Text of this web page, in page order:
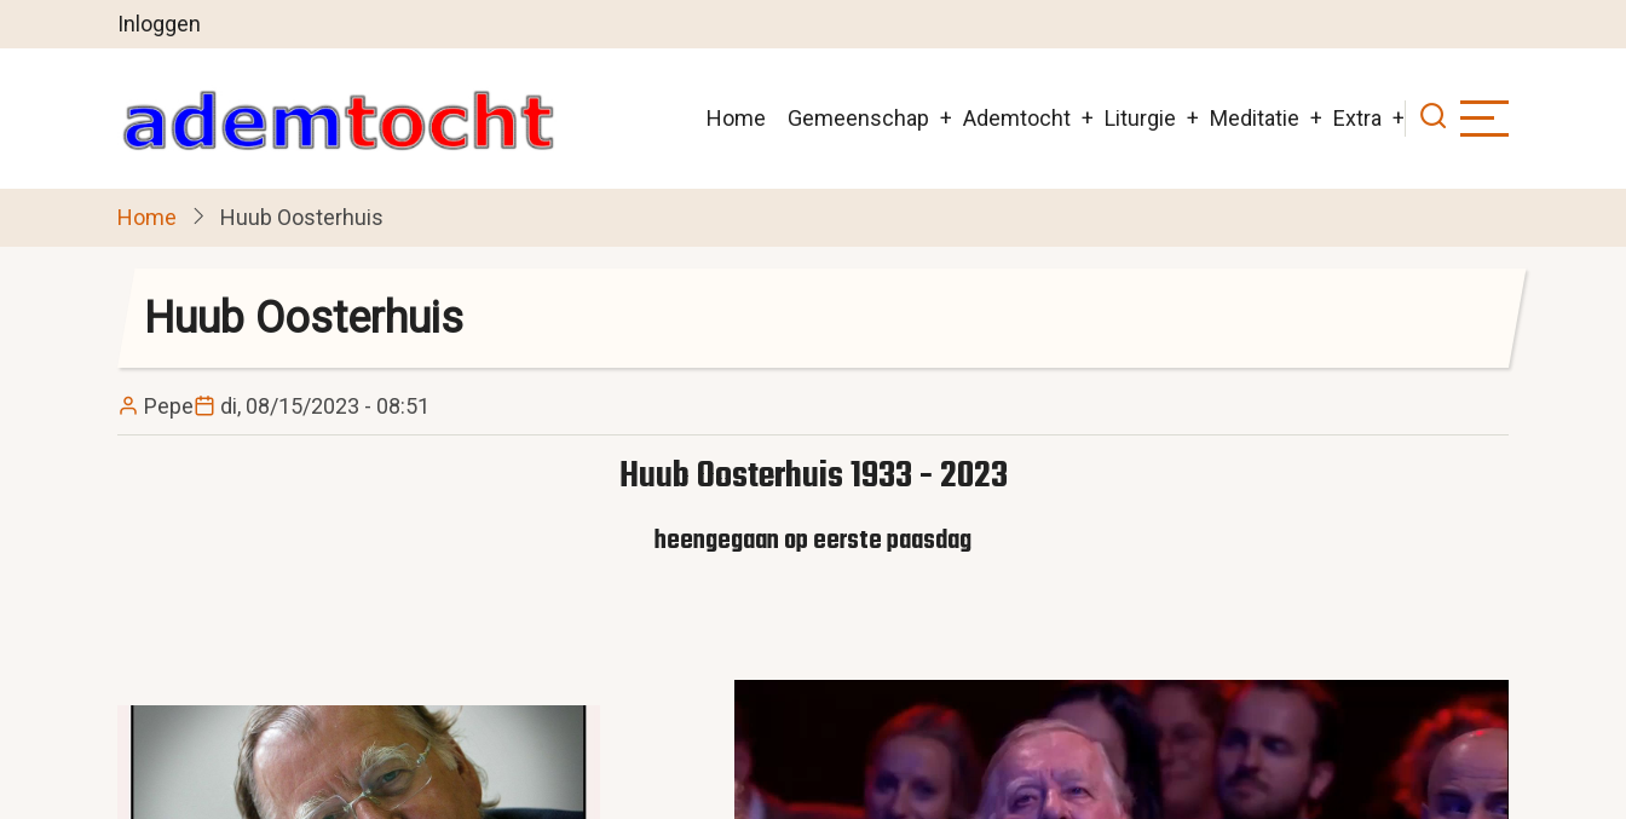
en
gaan
User
account
menu
Inloggen
Main
Home Gemeenschap Ademtocht Liturgie Meditatie Extra
Home Huub Oosterhuis
Huub Oosterhuis
Pepe di, 08/15/2023 - 08:51
Huub Oosterhuis 1933 - 2023
heengegaan op eerste paasdag